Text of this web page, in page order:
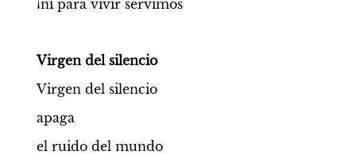
¡ni para vivir servimos
Virgen del silencio
Virgen del silencio
apaga
el ruido del mundo